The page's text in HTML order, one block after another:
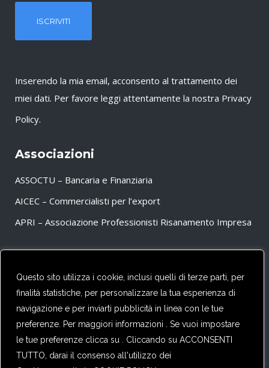
Questo sito utilizza i cookie, inclusi quelli di terze parti, per
finalità statistiche, per personalizzare la tua esperienza di
navigazione e per inviarti pubblicità in linea con le tue
preferenze. Per maggiori informazioni . Se vuoi impostare
le tue preferenze clicca su . Cliccando su ACCONSENTI
TUTTO, darai il consenso all'utilizzo dei
Inserendo la mia email, acconsento al trattamento dei
miei dati. Per favore leggi attentamente la nostra Privacy
Policy.
Associazioni
ASSOCTU – Bancaria e Finanziaria
AICEC – Commercialisti per l’export
APRI – Associazione Professionisti Risanamento Impresa
Partner
CFE – TAX ADVISERS EUROPE